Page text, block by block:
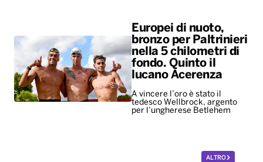
Europei di nuoto,
bronzo per Paltrinieri
nella 5 chilometri di
fondo. Quinto il
lucano Acerenza
A vincere l’oro è stato il
tedesco Wellbrock, argento
per l’ungherese Betlehem
ALTRO